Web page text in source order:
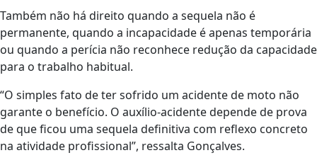
Também não há direito quando a sequela não é
permanente, quando a incapacidade é apenas temporária
ou quando a perícia não reconhece redução da capacidade
para o trabalho habitual.
“O simples fato de ter sofrido um acidente de moto não
garante o benefício. O auxílio-acidente depende de prova
de que ficou uma sequela definitiva com reflexo concreto
na atividade profissional”, ressalta Gonçalves.